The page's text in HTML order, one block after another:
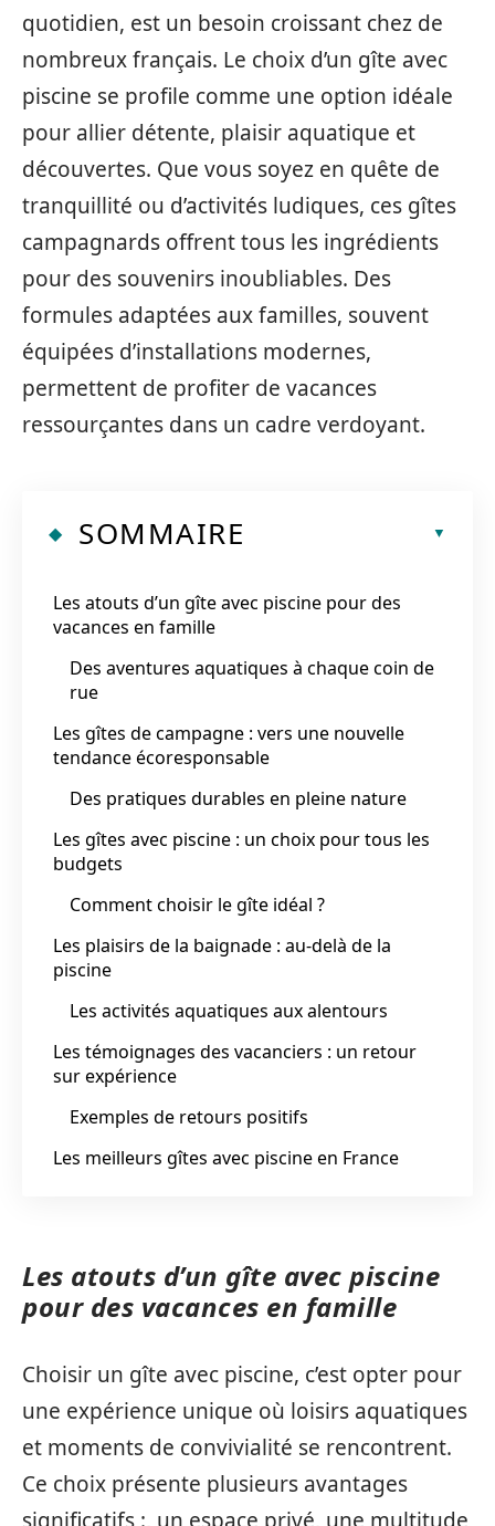
quotidien, est un besoin croissant chez de
nombreux français. Le choix d’un gîte avec
piscine se profile comme une option idéale
pour allier détente, plaisir aquatique et
découvertes. Que vous soyez en quête de
tranquillité ou d’activités ludiques, ces gîtes
campagnards offrent tous les ingrédients
pour des souvenirs inoubliables. Des
formules adaptées aux familles, souvent
équipées d’installations modernes,
permettent de profiter de vacances
ressourçantes dans un cadre verdoyant.
SOMMAIRE
Les atouts d’un gîte avec piscine pour des
vacances en famille
Des aventures aquatiques à chaque coin de
rue
Les gîtes de campagne : vers une nouvelle
tendance écoresponsable
Des pratiques durables en pleine nature
Les gîtes avec piscine : un choix pour tous les
budgets
Comment choisir le gîte idéal ?
Les plaisirs de la baignade : au-delà de la
piscine
Les activités aquatiques aux alentours
Les témoignages des vacanciers : un retour
sur expérience
Exemples de retours positifs
Les meilleurs gîtes avec piscine en France
Les atouts d’un gîte avec piscine
pour des vacances en famille
Choisir un gîte avec piscine, c’est opter pour
une expérience unique où loisirs aquatiques
et moments de convivialité se rencontrent.
Ce choix présente plusieurs avantages
significatifs :, un espace privé, une multitude